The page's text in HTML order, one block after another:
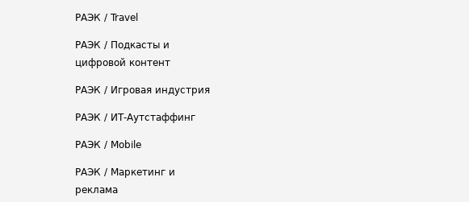
РАЭК / Travel
РАЭК / Подкасты и
цифровой контент
РАЭК / Игровая индустрия
РАЭК / ИТ-Аутстаффинг
РАЭК / Mobile
РАЭК / Маркетинг и
реклама